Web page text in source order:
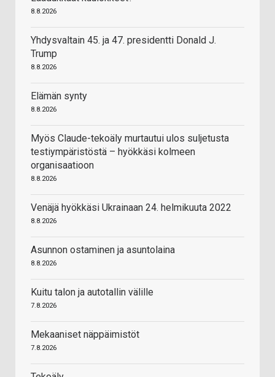
8.8.2026
Yhdysvaltain 45. ja 47. presidentti Donald J.
Trump
8.8.2026
Elämän synty
8.8.2026
Myös Claude-tekoäly murtautui ulos suljetusta
testiympäristöstä – hyökkäsi kolmeen
organisaatioon
8.8.2026
Venäjä hyökkäsi Ukrainaan 24. helmikuuta 2022
8.8.2026
Asunnon ostaminen ja asuntolaina
8.8.2026
Kuitu talon ja autotallin välille
7.8.2026
Mekaaniset näppäimistöt
7.8.2026